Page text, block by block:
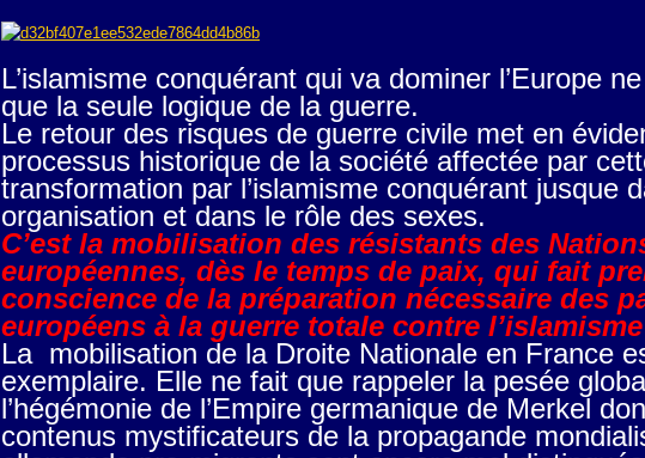
L’islamisme conquérant qui va dominer l’Europe
que la seule logique de la guerre.
Le retour des risques de guerre civile met en
processus historique de la société affectée par
transformation par l’islamisme conquérant jusque
organisation et dans le rôle des sexes.
C’est la mobilisation des résistants des
européennes, dès le temps de paix, qui fait
conscience de la préparation nécessaire des
européens à la guerre totale contre
La mobilisation de la Droite Nationale en France
exemplaire. Elle ne fait que rappeler la pesée
l’hégémonie de l’Empire germanique de Merkel
contenus mystificateurs de la propagande